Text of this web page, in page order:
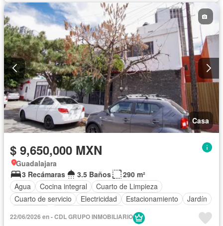
Elevador
Estacionamiento Gimnasio Jacuzzi
Jardín
Recámara con closet
Sala polivalente
Seguridad
Terraza
Zonas verdes
Casa
$ 9,650,000 MXN
Guadalajara
3 Recámaras
3.5 Baños
290 m²
Agua
Cocina integral
Cuarto de Limpieza
Cuarto de servicio
Electricidad Estacionamiento
Jardín
22/06/2026 en - CDL GRUPO INMOBILIARIO